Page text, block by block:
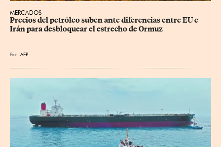
MERCADOS
Precios del petróleo suben ante diferencias entre EU e
Irán para desbloquear el estrecho de Ormuz
Por AFP